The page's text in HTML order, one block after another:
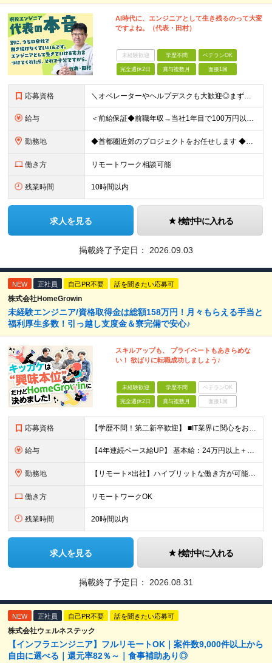
AI時代に、エンジニアとして生き残るのって大変
ですよね。（代表・田村）
未経験歓迎 学歴不問 ベテランOK
完全週休2日 賞与複数月 面接1回
応募資格 ＼オペレーターやヘルプデスクも大歓迎◎まずはご応募ください／ ◆学歴不問 ◆IT業界での勤務経験がある方（職種・年数不問） ┗例：オペレーター、ヘルプデスク、開発からインフラ領域へのシフト、スク
給与 ＜前給保証◆前職年収→当社1年目で100万円以上アップ実績あり◆基本的に全員毎年昇給＞ 月給45万円（固定残業代：30時間分/85,470円）※PM/PL/PMO経験2年以上 月給36万円（固定残業
勤務地 ◆首都圏近郊のプロジェクトをお任せします ◆転勤なし ◆自社オフィスで働ける案件もございます 【本社】 東京都中央区日本橋小伝馬町1-1 日本橋末広ビル6階 ※変更の範囲：上記を除く当社関連勤務地
働き方 リモートワーク相談可能
残業時間 10時間以内
求人を見る 検討中に入れる
掲載終了予定日： 2026.09.03
NEW 正社員 自己PR不要 話を聞きたい応募可
株式会社HomeGrowin
未経験エンジニア/資格取得金は総額158万円！月々もらえる手当と
福利厚生多数！引っ越し支度金＆寮完備で安心♪
スキルアップも、 プライベートもあきらめな
い！ 欲ばりに転職成功しましょう♪
未経験歓迎 学歴不問 ベテランOK
完全週休2日 賞与複数月 面接1回
応募資格 【学歴不問！第二新卒歓迎】 ■IT業界に関心をお持ちの方 【IT業界未経験者の方へ】 ITエンジニアという仕事は、パソコンの前でずっとにらめっこを しているイメージがありますが、意外とそうではないん
給与 【4年連続ベース給UP】 基本給：24万円以上＋残業代(全額)＋各種手当 ※みなし残業なし ※基本給は経験や前職の給与を十分に考慮します ※交通費別途支給 ※6ヶ月間の試用期間があります（給与・待遇は
勤務地 【リモート×出社】ハイブリットな働き方が可能！ 東京、神奈川のプロジェクト先 ■本社 神奈川県横浜市神奈川区栄町3-12 パシフィックマークス横浜イースト6F ■事業所(東京都最寄駅のみ記載) サ
働き方 リモートワークOK
残業時間 20時間以内
求人を見る 検討中に入れる
掲載終了予定日： 2026.08.31
NEW 正社員 自己PR不要 話を聞きたい応募可
株式会社ウェルネステック
【インフラエンジニア】フルリモートOK｜案件数9,000件以上から
自由に選べる｜還元率82％～｜食事補助あり◎